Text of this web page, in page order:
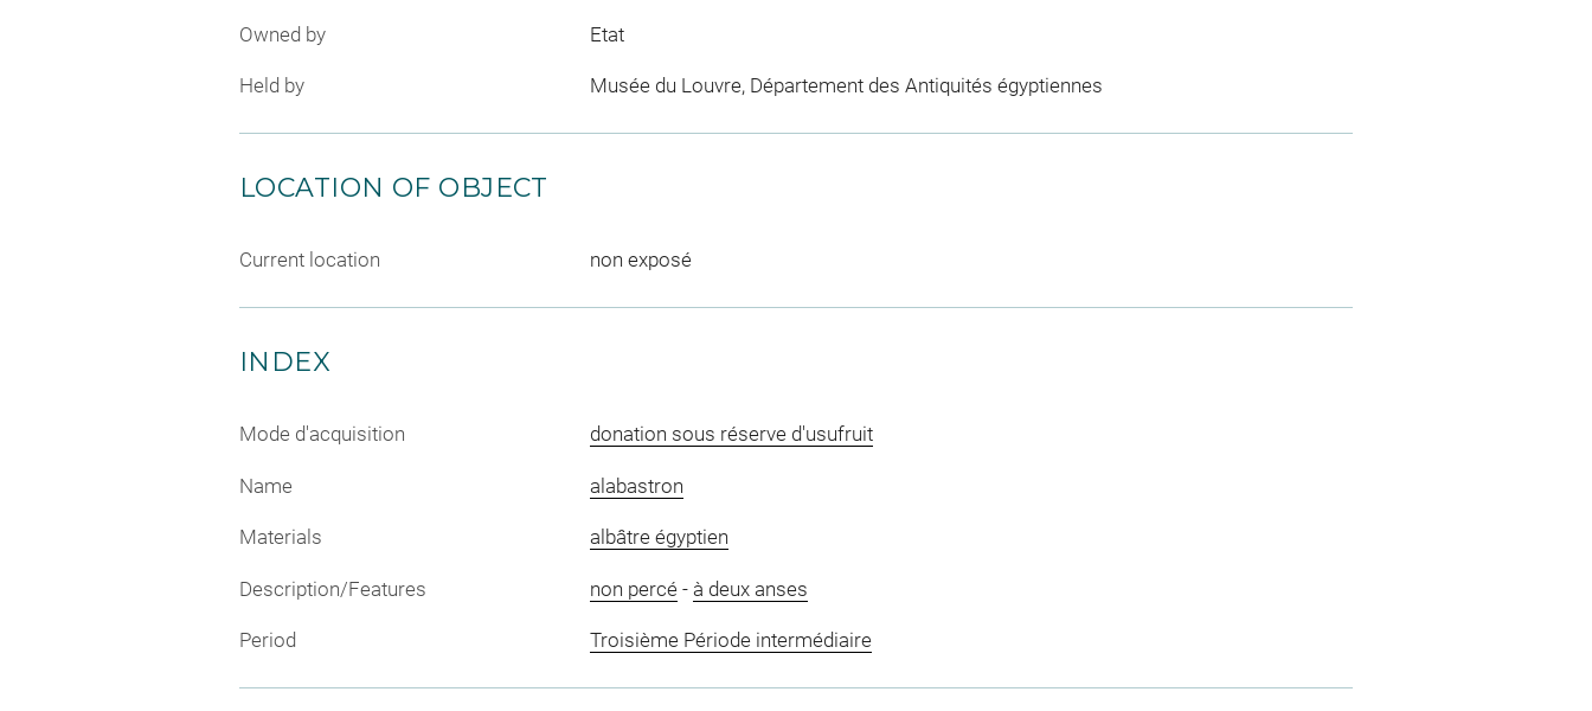
Owned by Etat
Held by Musée du Louvre, Département des Antiquités égyptiennes
LOCATION OF OBJECT
Current location non exposé
INDEX
Mode d'acquisition donation sous réserve d'usufruit
Name alabastron
Materials albâtre égyptien
Description/Features non percé- à deux anses
Period Troisième Période intermédiaire